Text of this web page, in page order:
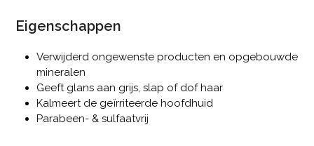
Eigenschappen
Verwijderd ongewenste producten en opgebouwde
mineralen
Geeft glans aan grijs, slap of dof haar
Kalmeert de geïrriteerde hoofdhuid
Parabeen- & sulfaatvrij